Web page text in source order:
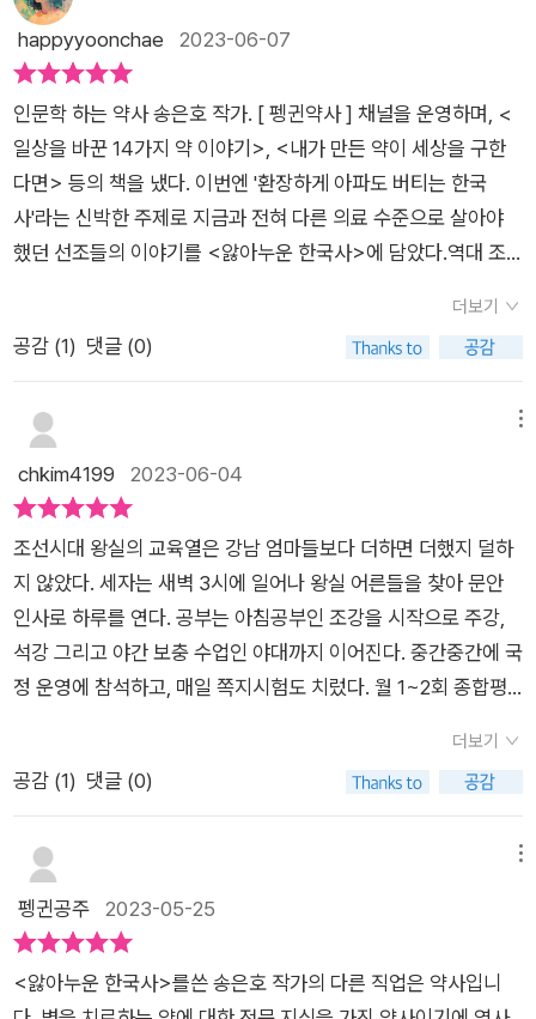
사람이 있는데 이 책의 저자는 전자입니다. 서문과 목차만 읽어도
무슨 이야기일까 궁금해지고, 각 챕터의 도입부는 소설처럼 이야
앞에는 그 챕터에서 다루는 인물에게 주는 처방전이 있는데, 챕터
의 내용을 명쾌하고 발랄하게 요약해 읽는 재미를 더합니다. 처방
전 페이지를 약국에서 주는 약 봉투 모양으로 디자인해서 더 유쾌
합니다.각기 다른 두 분야를 접목시킨 책은 어느 한 분야로 치우
치기 쉬운데, 이 책은 역사와 약학의 균형이 좋습니다. 역사가 약
학에, 약학이 역사에 자연스럽게 녹아들어 있어 역사 지식도 약학
지식도 함께 쌓을 수 있습니다. 각 챕터의 주인공과 같은 병을 앓
계사 지식도 덤으로 얻어가게 되고요. 그런데 아무래도 저자가 약
학 전공이다 보니 약학 부분이 좀 더 탄탄하긴 합니다. 저처럼 뼛
속까지 문과인 사람도 쉽게 이해할 수 있을 정도로 병의 증상과
그 원인, 그 병을 치료하는 약과 치료법의 원리를 쉽고 명쾌하게
설명하고 있습니다. 바로 작년에 나온 책이라 최근의 연구 결과,
신약 개발 현황 같은 최신 정보도 담겨 있고요. 시간이 지날수록
시의성이 떨어지긴 하겠지만 이건 어느 책이나 마찬가지겠죠.또
하나의 효능은 공감입니다. 고름이나 이질, 결핵처럼 현대에는 쉽
게 치료할 수 있는 병으로 죽은 역사 인물들도 있지만, 지금의 우
중을 차지하거든요. 책을 읽으면서 생존을 위해 늘 긴장 상태로
살면서 불안장애와 불면증에 시달렸던 정조, 우울증으로 삶의 의
욕을 잃었던 박지원, 스트레스 때문에 과민성 대장증후군에 시달
렸던 순종 등의 역사 인물과 우리 자신을 겹쳐 볼 수밖에 없게 됩
니다. 역사의 흐름을 결정지었거나 역사에 큰 족적을 남긴 위대한
인물들도 우리처럼 피와 살로 이루어진 몸을 가진 인간이었고, 그
결국 자신만의 업적을 남기고 역사를 만들었죠. 그 사실이 의학이
happyyoonchae 2023-06-07
인문학 하는 약사 송은호 작가. [ 펭귄약사 ] 채널을 운영하며, <
일상을 바꾼 14가지 약 이야기>, <내가 만든 약이 세상을 구한
다면> 등의 책을 냈다. 이번엔 '환장하게 아파도 버티는 한국
사'라는 신박한 주제로 지금과 전혀 다른 의료 수준으로 살아야
했던 선조들의 이야기를 <앓아누운 한국사>에 담았다.역대 조
명 중 문종을 비롯한 열두 명이 종기로 고생했다고 한다. 종기는
조선 역사와 떼려야 뗄 수 없는 병인 셈이다. (p138)조선 시대의
각종 짠내 나는 병치레와 고충을 살펴보는 이 책은 한번쯤 아파본
사람이라면 역사와 더불어 더 재밌게 볼 수 있는 도서였다. 압박
친아 문종이 세상을 일찍 떠난 건 너무도 큰 비극이었는데, 망약
며 책을 읽는 재미도 쏠쏠했다. 세자 수업만 28년한 문종이 더 오
래 왕을 했어야 했는데..라면 새로운 상상을 해보는 흥미까지 더
해져서 이 책을 보는 독자 중에는 소설가도 많지 않을까 이런 생
각도 들었다.바깥으로는 일본군의 조총이 그들을 향하고 있었고
안으로는 이질과 각종 질병이 들끓는 지옥이었다. 그러나 열악한
환경과 군사적 열세에도 조선 수군은 바다를 지키겠다는 일념으
로 목숨을 불태웠다. (p170)아파도 포기를 모르는 남자이자 다이
는 우리 모두가 잘 아는 '이순신'이다. 생각해보면 영화에서 보던
웅장함 넘어엔 각종 위생 문제와 질병이 난무하는 지옥 같은 나날
의 연속이 아니었을까 싶다. 그런 환경 속에서도 나라를 꿋꿋이
사랑하고 지킨 이순신 장군을 비롯한 수군들에게 감사를 표해본
다.주로 순종, 정도, 박지원, 세종, 태조 등 조선 시대 사람들의 이
더보기
공감 (1) 댓글 (0)
chkim4199 2023-06-04
조선시대 왕실의 교육열은 강남 엄마들보다 더하면 더했지 덜하
지 않았다. 세자는 새벽 3시에 일어나 왕실 어른들을 찾아 문안
인사로 하루를 연다. 공부는 아침공부인 조강을 시작으로 주강,
석강 그리고 야간 보충 수업인 야대까지 이어진다. 중간중간에 국
정 운영에 참석하고, 매일 쪽지시험도 치렀다. 월 1~2회 종합평
세자 교육의 최고 책임자였고 20여 명의 선생이 전담했다. 경제,
문학, 과학, 법, 철학에 무술까지 배워야 할 과목도 너무나 많았
얻기도 했다고 한다. 하지만 세종은 달랐다. 몸져누었을 때도 책
을 읽을 정도로 공부에 천부적인 재능을 보였다. 오히려 이를 걱
정한 아버지 태종은 세종을 쉬게 하려고 책을 빼앗아버리기까지
종합병원 신세가 됐다. 세종실록에 의하면 고기를 유난히 좋아했
더보기
공감 (1) 댓글 (0)
펭귄공주 2023-05-25
<앓아누운 한국사>를쓴 송은호 작가의 다른 직업은 약사입니